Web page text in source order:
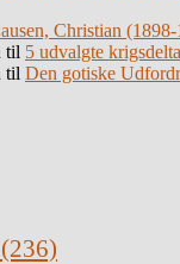
Christian
til 5 udvalgte
til Den gotiske
(236)